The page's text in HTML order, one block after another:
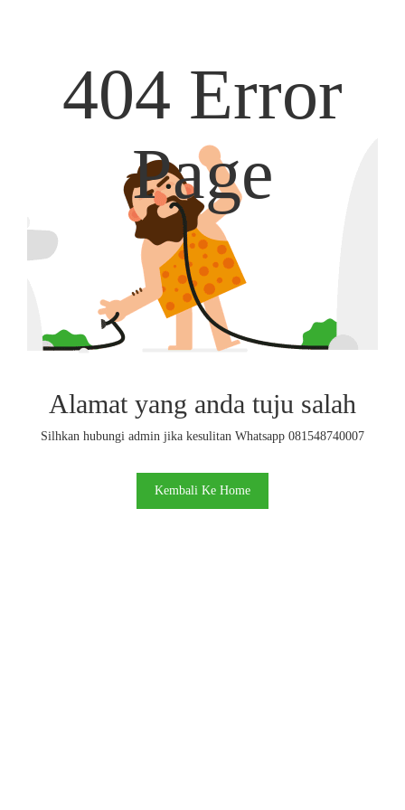
404 Error
Page
Alamat yang anda tuju salah
Silhkan hubungi admin jika kesulitan Whatsapp 081548740007
Kembali Ke Home